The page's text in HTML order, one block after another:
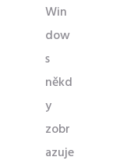
Win
dow
s
někd
y
zobr
azuje